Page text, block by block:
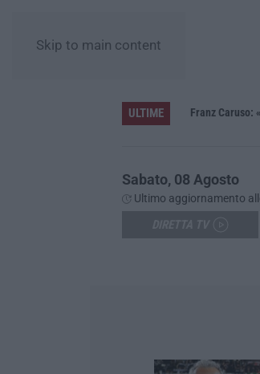
Skip to main content
ULTIME Franz Caruso:
Sabato, 08 Agosto
Ultimo aggiornamento